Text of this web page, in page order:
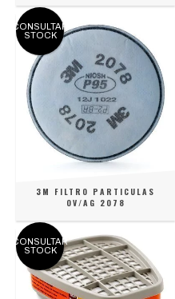
CONSULTAR
STOCK
3M FILTRO PARTICULAS
OV/AG 2078
CONSULTAR
STOCK